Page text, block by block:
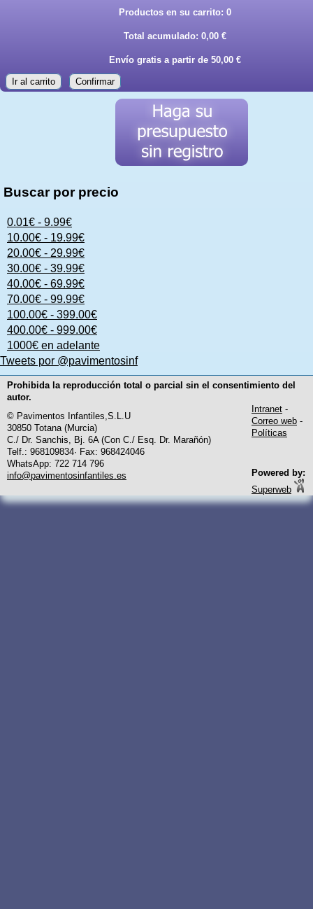
Productos en su carrito: 0
Total acumulado: 0,00 €
Envío gratis a partir de 50,00 €
Ir al carrito Confirmar
Buscar por precio
0.01€ - 9.99€
10.00€ - 19.99€
20.00€ - 29.99€
30.00€ - 39.99€
40.00€ - 69.99€
70.00€ - 99.99€
100.00€ - 399.00€
400.00€ - 999.00€
1000€ en adelante
Tweets por @pavimentosinf
Prohibida la reproducción total o parcial sin el consentimiento del
autor.
© Pavimentos Infantiles,S.L.U
30850 Totana (Murcia)
C./ Dr. Sanchis, Bj. 6A (Con C./ Esq. Dr. Marañón)
Telf.: 968109834· Fax: 968424046
WhatsApp: 722 714 796
info@pavimentosinfantiles.es
Intranet -
Correo web -
Políticas
Powered by:
Superweb